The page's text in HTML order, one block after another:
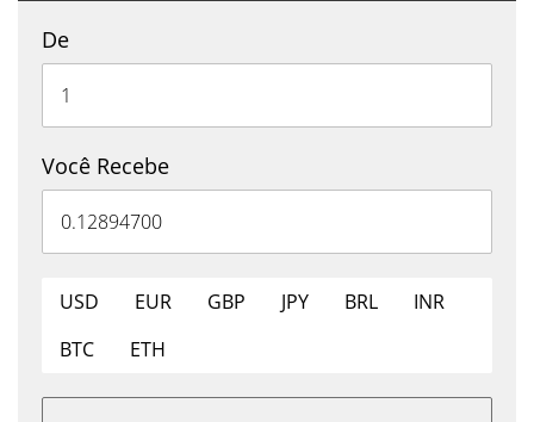
De
Você Recebe
USD EUR GBP JPY BRL
INR
BTC
ETH